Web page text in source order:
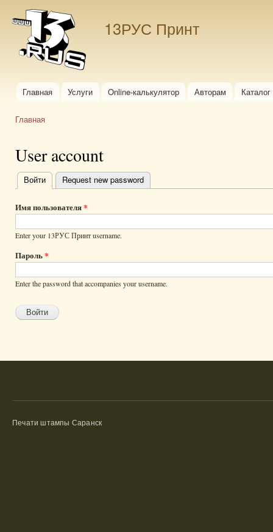
13РУС Принт
Главное меню
Главная Услуги Online-калькулятор Авторам
Главная
User account
Главные
вкладки
Войти (активная вкладка)
Request new password
Имя пользователя*
Enter your 13РУС Принт username.
Пароль*
Enter the password that accompanies your username.
Печати штампы Саранск